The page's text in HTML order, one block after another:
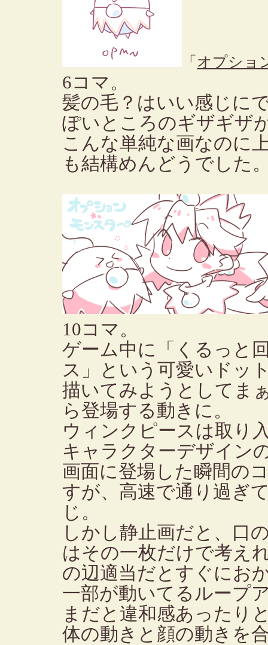
「 オプショ
6コマ。
髪の毛？はいい感じに
ぽいところのギザギザ
こんな単純な画なのに
も結構めんどうでした
10コマ。
ゲーム中に「くるっと
ス」という可愛いドッ
描いてみようとしてま
ら登場する動きに。
ウィンクピースは取り
キャラクターデザイン
画面に登場した瞬間の
すが、高速で通り過ぎ
じ。
しかし静止画だと、口
はその一枚だけで考え
の辺適当だとすぐにお
一部が動いてるループ
まだと違和感あったり
体の動きと顔の動きを